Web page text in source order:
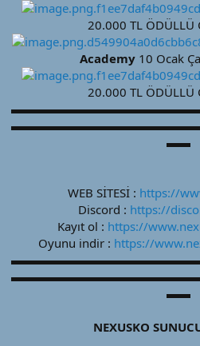
20.000 TL ÖDÜLLÜ
Academy 10 Ocak
20.000 TL ÖDÜLLÜ
▬▬
WEB SİTESİ : https://
Discord : https://
Kayıt ol : https://
Oyunu indir : https://
▬▬
NEXUSKO